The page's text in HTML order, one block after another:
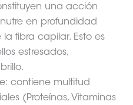
una acción
en profundidad
fibra capilar. Esto es
estresados,
contiene multitud
(Proteínas, Vitaminas